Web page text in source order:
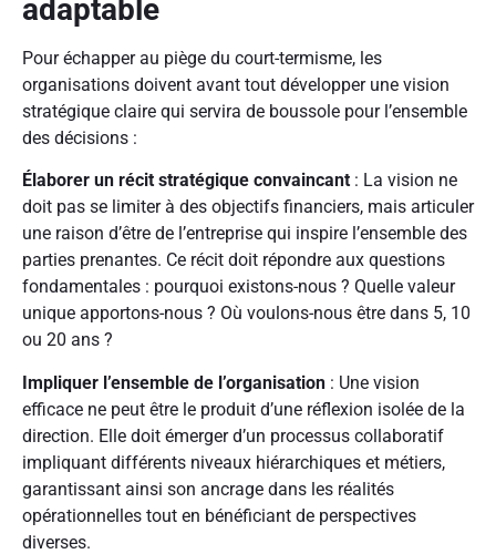
adaptable
Pour échapper au piège du court-termisme, les
organisations doivent avant tout développer une vision
stratégique claire qui servira de boussole pour l’ensemble
des décisions :
Élaborer un récit stratégique convaincant : La vision ne
doit pas se limiter à des objectifs financiers, mais articuler
une raison d’être de l’entreprise qui inspire l’ensemble des
parties prenantes. Ce récit doit répondre aux questions
fondamentales : pourquoi existons-nous ? Quelle valeur
unique apportons-nous ? Où voulons-nous être dans 5, 10
ou 20 ans ?
Impliquer l’ensemble de l’organisation : Une vision
efficace ne peut être le produit d’une réflexion isolée de la
direction. Elle doit émerger d’un processus collaboratif
impliquant différents niveaux hiérarchiques et métiers,
garantissant ainsi son ancrage dans les réalités
opérationnelles tout en bénéficiant de perspectives
diverses.